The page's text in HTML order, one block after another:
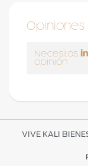
Necesitas
opinión
VIVE KALI